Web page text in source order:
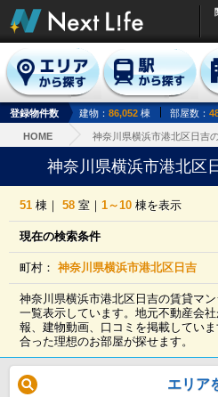
登録物件数 建物： 86,052 棟 部屋数：
HOME 神奈川県横浜市港北区日吉
神奈川県横浜市港北区
51 棟｜58 室｜1～10 棟を表示
現在の検索条件
町村：神奈川県横浜市港北区日吉
神奈川県横浜市港北区日吉の賃貸マ
一覧表示しています。地元不動産会
報、建物動画、口コミを掲載してい
合った理想のお部屋が探せます。
エリア